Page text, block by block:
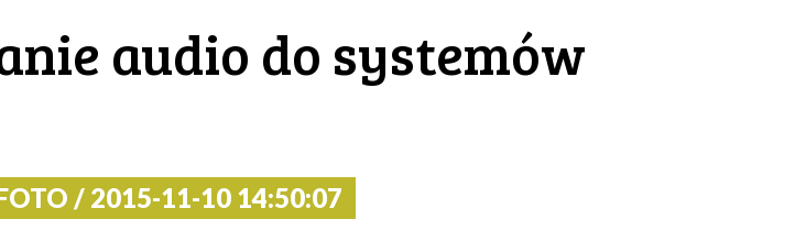
audio do systemów
/ 2015-11-10 14:50:07